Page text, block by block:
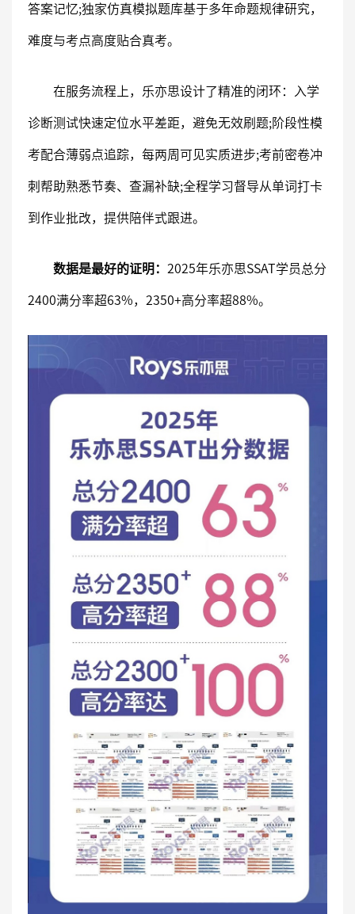
答案记忆;独家仿真模拟题库基于多年命题规律研究，
难度与考点高度贴合真考。
在服务流程上，乐亦思设计了精准的闭环：入学
诊断测试快速定位水平差距，避免无效刷题;阶段性模
考配合薄弱点追踪，每两周可见实质进步;考前密卷冲
刺帮助熟悉节奏、查漏补缺;全程学习督导从单词打卡
到作业批改，提供陪伴式跟进。
数据是最好的证明： 2025年乐亦思SSAT学员总分
2400满分率超63%，2350+高分率超88%。